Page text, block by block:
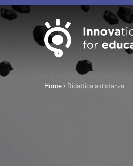
Home Didattica a distanza